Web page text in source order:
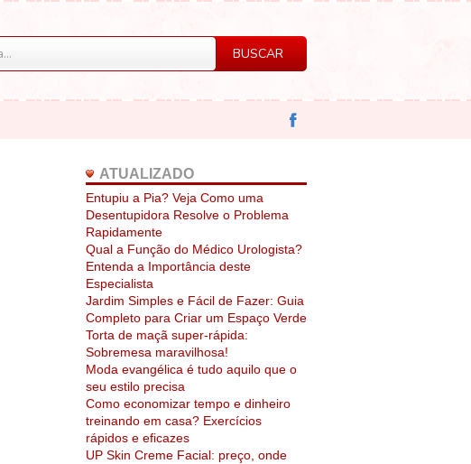
ATUALIZADO
Entupiu a Pia? Veja Como uma
Desentupidora Resolve o Problema
Rapidamente
Qual a Função do Médico Urologista?
Entenda a Importância deste
Especialista
Jardim Simples e Fácil de Fazer: Guia
Completo para Criar um Espaço Verde
Torta de maçã super-rápida:
Sobremesa maravilhosa!
Moda evangélica é tudo aquilo que o
seu estilo precisa
Como economizar tempo e dinheiro
treinando em casa? Exercícios
rápidos e eficazes
UP Skin Creme Facial: preço, onde